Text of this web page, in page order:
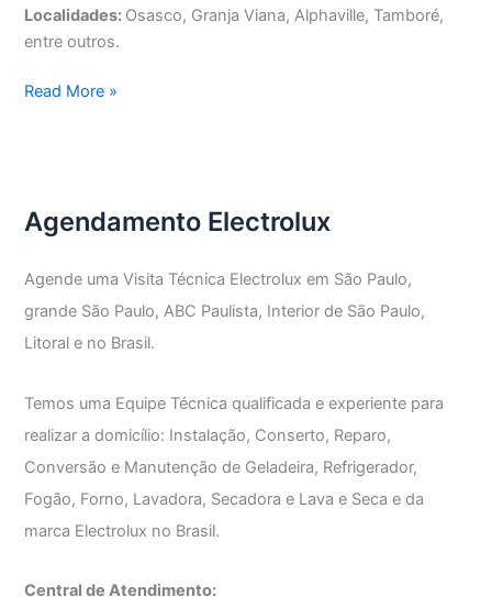
Localidades: Osasco, Granja Viana, Alphaville, Tamboré,
entre outros.
Assistência
Read More »
Agendamento Electrolux
Agende uma Visita Técnica Electrolux em São Paulo,
grande São Paulo, ABC Paulista, Interior de São Paulo,
Litoral e no Brasil.
Temos uma Equipe Técnica qualificada e experiente para
realizar a domicílio: Instalação, Conserto, Reparo,
Conversão e Manutenção de Geladeira, Refrigerador,
Fogão, Forno, Lavadora, Secadora e Lava e Seca e da
marca Electrolux no Brasil.
Central de Atendimento: